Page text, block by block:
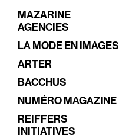
MAZARINE
AGENCIES
LA MODE EN IMAGES
ARTER
BACCHUS
NUMÉRO MAGAZINE
REIFFERS
INITIATIVES